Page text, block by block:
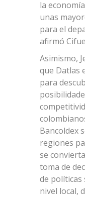
la
unas
para el
afirmó
Asimismo,
que Datlas
para
Bancoldex
regiones
se
toma de
de políticas
nivel local,